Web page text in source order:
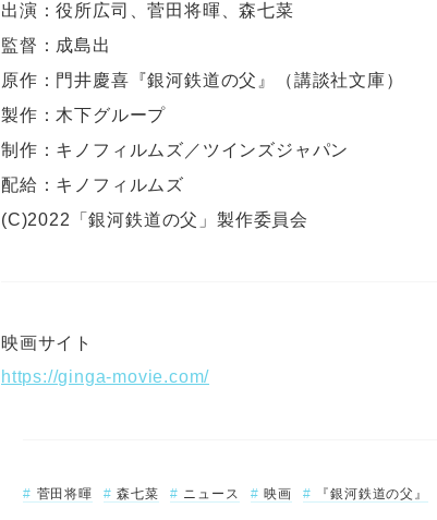
出演：役所広司、菅田将暉、森七菜
監督：成島出
原作：門井慶喜『銀河鉄道の父』（講談社文庫）
製作：木下グループ
制作：キノフィルムズ／ツインズジャパン
配給：キノフィルムズ
(C)2022「銀河鉄道の父」製作委員会
映画サイト
https://ginga-movie.com/
菅田将暉 森七菜 ニュース 映画 『銀河鉄道の父』